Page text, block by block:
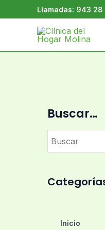
al
contenido
Llamadas: 943 28
Buscar…
Inicio